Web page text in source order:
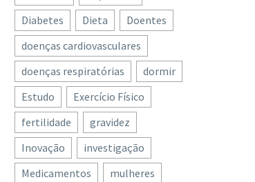
Diabetes
Dieta
Doentes
doenças cardiovasculares
doenças respiratórias
dormir
Estudo
Exercício Físico
fertilidade
gravidez
Inovação
investigação
Medicamentos
mulheres